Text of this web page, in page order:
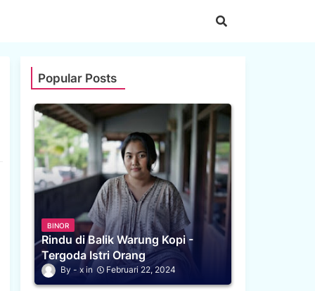
Popular Posts
BINOR
Rindu di Balik Warung Kopi -
Tergoda Istri Orang
x Februari 22, 2024